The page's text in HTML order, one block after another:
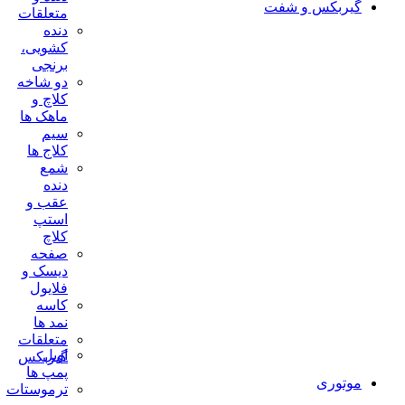
گیربکس و شفت
متعلقات
دنده
کشویی،
برنجی
دو شاخه
کلاچ و
ماهک ها
سیم
کلاج ها
شمع
دنده
عقب و
استپ
کلاچ
صفحه
دیسک و
فلایول
کاسه
نمد ها
متعلقات
گیربکس
موتوری
اویل
پمپ ها
ترموستات